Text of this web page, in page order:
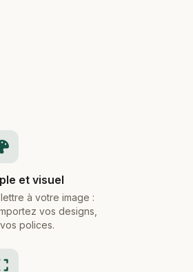
et visuel
à votre image :
vos designs,
polices.